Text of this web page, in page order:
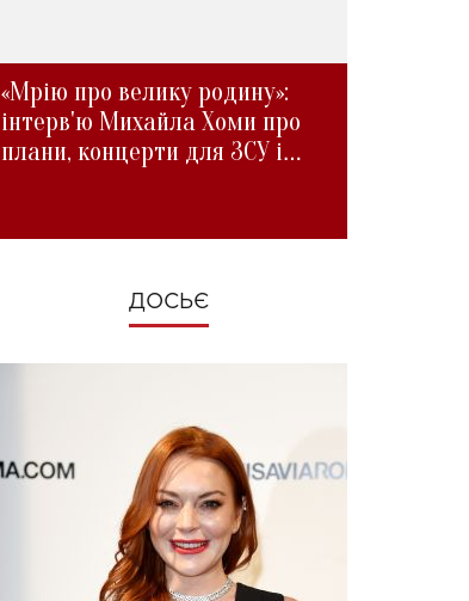
«Мрію про велику родину»:
інтерв'ю Михайла Хоми про
плани, концерти для ЗСУ і
ДОСЬЄ